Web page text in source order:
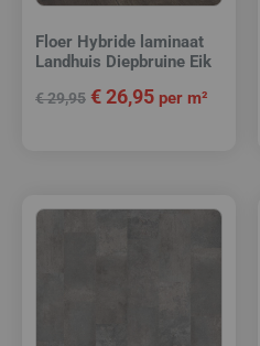
Floer Hybride laminaat
Landhuis Diepbruine Eik
€29,95 €26,95 per m²